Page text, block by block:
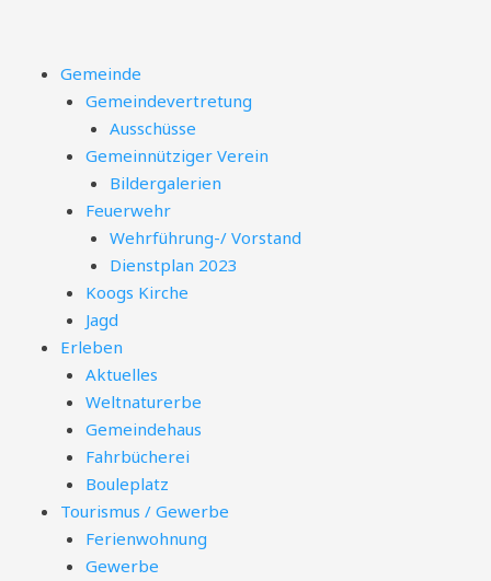
springenGemeinde
Gemeindevertretung
Ausschüsse
Gemeinnütziger Verein
Bildergalerien
Feuerwehr
Wehrführung-/ Vorstand
Dienstplan 2023
Koogs Kirche
Jagd
Erleben
Aktuelles
Weltnaturerbe
Gemeindehaus
Fahrbücherei
Bouleplatz
Tourismus / Gewerbe
Ferienwohnung
Gewerbe
Menü